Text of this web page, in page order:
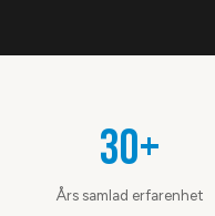
30+
Års samlad erfarenhet